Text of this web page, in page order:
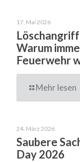
17. Mai 2026
Warum
Feuerwehr
Mehr lesen
24. März 2026
Saubere
Day 2026